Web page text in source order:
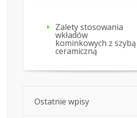
Zalety stosowania
wkładów
kominkowych z szybą
ceramiczną
Ostatnie wpisy